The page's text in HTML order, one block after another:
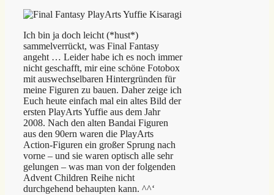
Ich bin ja doch leicht (*hust*)
sammelverrückt, was Final Fantasy
angeht … Leider habe ich es noch immer
nicht geschafft, mir eine schöne Fotobox
mit auswechselbaren Hintergründen für
meine Figuren zu bauen. Daher zeige ich
Euch heute einfach mal ein altes Bild der
ersten PlayArts Yuffie aus dem Jahr
2008. Nach den alten Bandai Figuren
aus den 90ern waren die PlayArts
Action-Figuren ein großer Sprung nach
vorne – und sie waren optisch alle sehr
gelungen – was man von der folgenden
Advent Children Reihe nicht
durchgehend behaupten kann. ^^‘